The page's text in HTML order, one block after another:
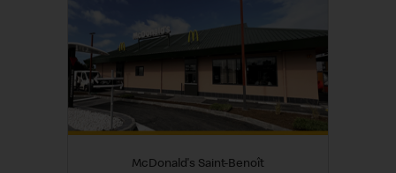
McDonald's Saint-Benoît